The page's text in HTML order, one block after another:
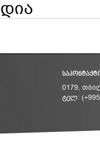
0179,
ტელ: (+995